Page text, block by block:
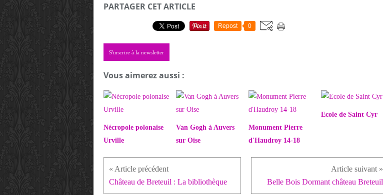
PARTAGER CET ARTICLE
Repost 0
S'inscrire à la newsletter
Vous aimerez aussi :
Nécropole polonaise
Urville
Van Gogh à Auvers
sur Oise
Monument Pierre
d'Haudroy 14-18
Ecole de Saint Cyr
Château de Breteuil : La bibliothèque Belle Bois Dormant château Breteuil